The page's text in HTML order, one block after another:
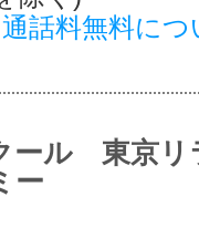
通話料無料につ
ール 東京リ
ー